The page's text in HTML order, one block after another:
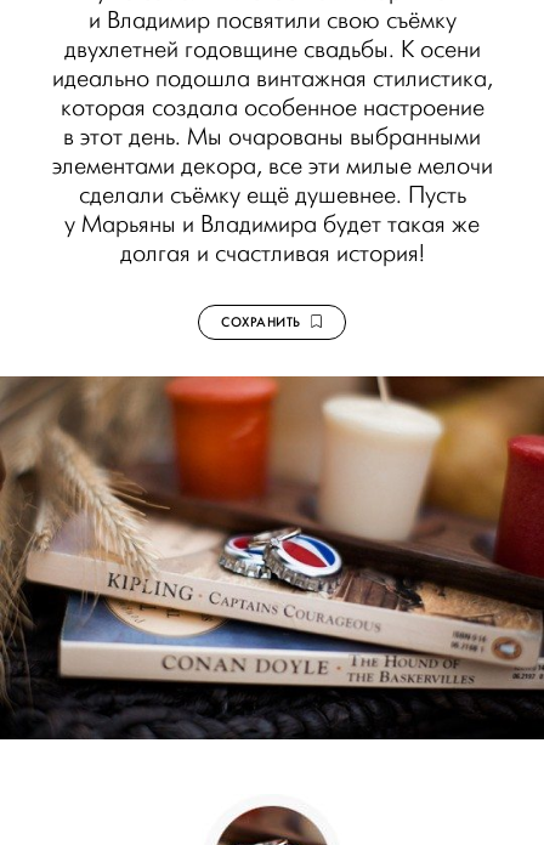
и Владимир посвятили свою съёмку
двухлетней годовщине свадьбы. К осени
идеально подошла винтажная стилистика,
которая создала особенное настроение
в этот день. Мы очарованы выбранными
элементами декора, все эти милые мелочи
сделали съёмку ещё душевнее. Пусть
у Марьяны и Владимира будет такая же
долгая и счастливая история!
СОХРАНИТЬ